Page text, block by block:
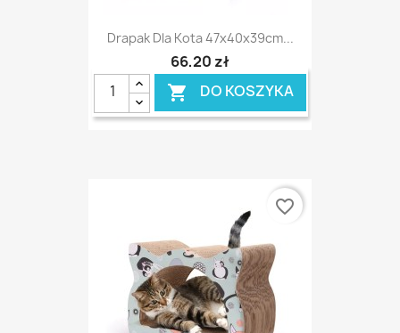
Drapak Dla Kota 47x40x39cm...
66,20 zł
 DO KOSZYKA
favorite_border